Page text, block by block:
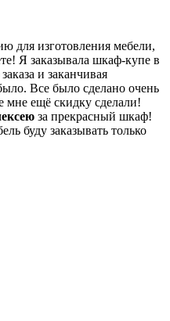
для изготовления мебели,
Я заказывала шкаф-купе в
и заканчивая
Все было сделано очень
мне ещё скидку сделали!
за прекрасный шкаф!
буду заказывать только